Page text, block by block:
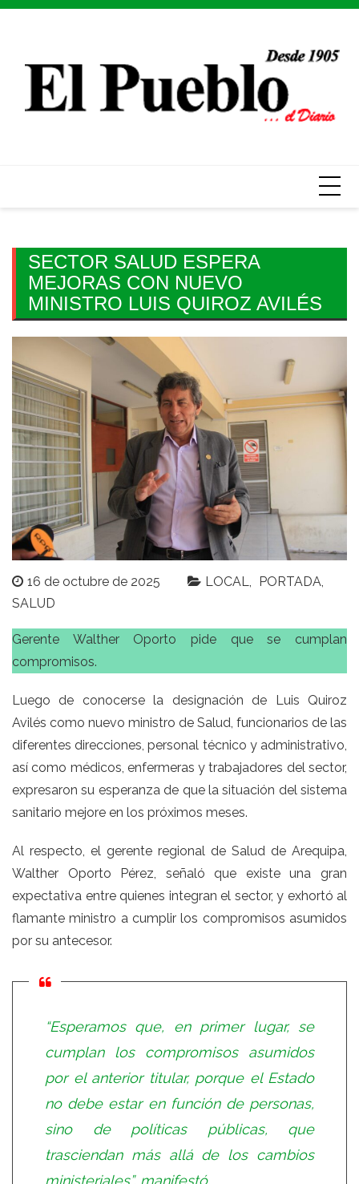
Skip
SECTOR SALUD ESPERA
MEJORAS CON NUEVO
MINISTRO LUIS QUIROZ AVILÉS
16 de octubre de 2025 LOCAL
PORTADA
SALUD
Gerente Walther Oporto pide que se cumplan
compromisos.
Luego de conocerse la designación de Luis Quiroz
Avilés como nuevo ministro de Salud, funcionarios de las
diferentes direcciones, personal técnico y administrativo,
así como médicos, enfermeras y trabajadores del sector,
expresaron su esperanza de que la situación del sistema
sanitario mejore en los próximos meses.
Al respecto, el gerente regional de Salud de Arequipa,
Walther Oporto Pérez, señaló que existe una gran
expectativa entre quienes integran el sector, y exhortó al
flamante ministro a cumplir los compromisos asumidos
por su antecesor.
“Esperamos que, en primer lugar, se
cumplan los compromisos asumidos
por el anterior titular, porque el Estado
no debe estar en función de personas,
sino de políticas públicas, que
trasciendan más allá de los cambios
ministeriales”, manifestó.